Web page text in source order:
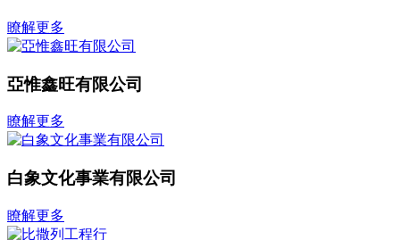
瞭解更多
亞惟鑫旺有限公司
瞭解更多
白象文化事業有限公司
瞭解更多